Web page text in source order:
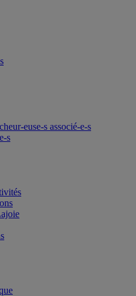
euse-s associé-e-s
s